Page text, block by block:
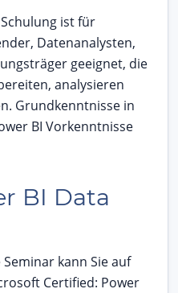
ist für
Datenanalysten,
geeignet, die
analysieren
Grundkenntnisse in
BI Vorkenntnisse
BI Data
kann Sie auf
Certified: Power